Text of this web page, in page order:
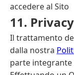
accedere al Sito
11.
Il trattamento
dalla nostra
parte integrante